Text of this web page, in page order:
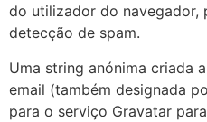
do utilizador do navegador,
detecção de spam.
Uma string anónima criada
email (também designada
para o serviço Gravatar